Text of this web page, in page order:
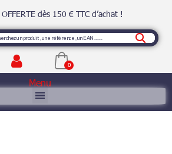
dès 150 € TTC d’achat !
Menu